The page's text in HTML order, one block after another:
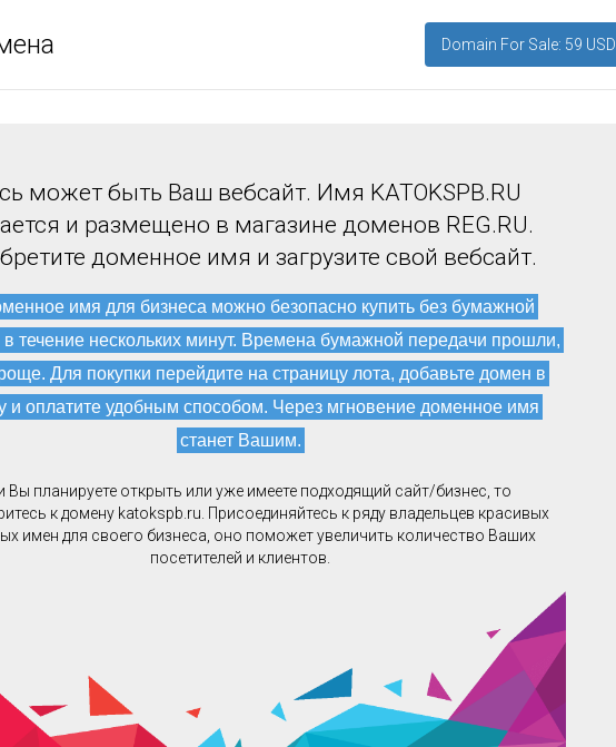
Domain For Sale: 59 USD
может быть Ваш вебсайт. Имя KATOKSPB.RU
и размещено в магазине доменов REG.RU.
доменное имя и загрузите свой вебсайт.
имя для бизнеса можно безопасно купить без бумажной
в течение нескольких минут. Времена бумажной передачи прошли,
Для покупки перейдите на страницу лота, добавьте домен в
и оплатите удобным способом. Через мгновение доменное имя
станет Вашим.
Вы планируете открыть или уже имеете подходящий сайт/бизнес, то
к домену katokspb.ru. Присоединяйтесь к ряду владельцев красивых
имен для своего бизнеса, оно поможет увеличить количество Ваших
посетителей и клиентов.